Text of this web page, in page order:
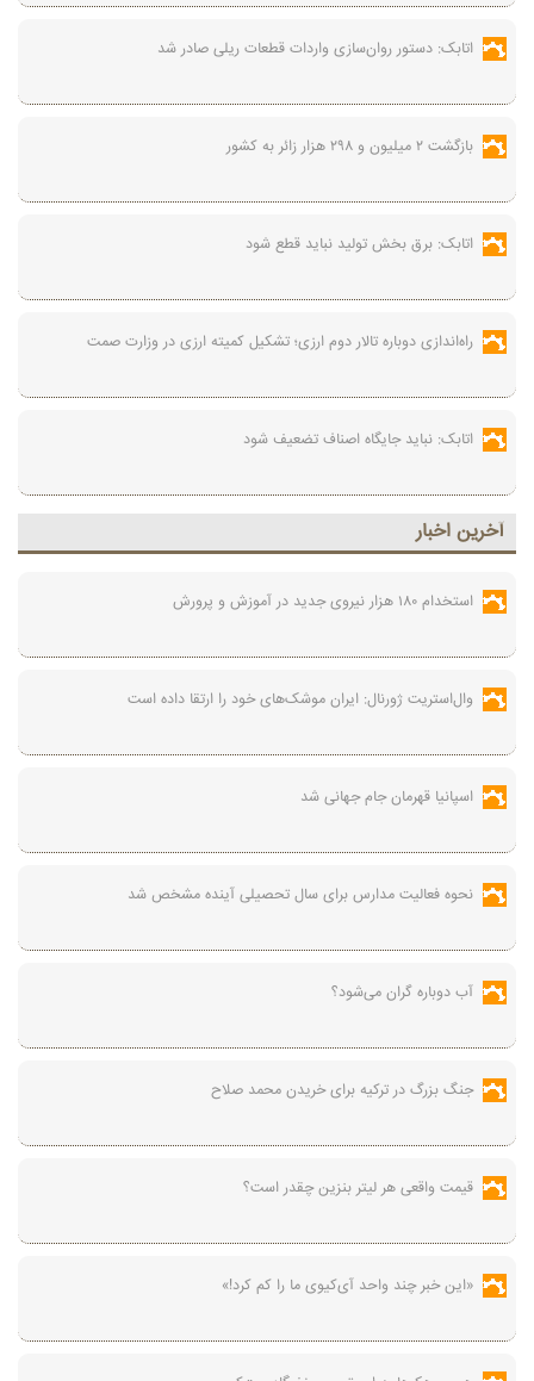
اتابک: دستور روان‌سازی واردات قطعات ریلی صادر شد
بازگشت ۲ میلیون و ۲۹۸ هزار زائر به کشور
اتابک: برق بخش تولید نباید قطع شود
راه‌اندازی دوباره تالار دوم ارزی؛ تشکیل کمیته ارزی در وزارت صمت
اتابک: نباید جایگاه اصناف تضعیف شود
آخرين اخبار
استخدام ۱۸۰ هزار نیروی جدید در آموزش‌ و پرورش
وال‌استریت ژورنال: ایران موشک‌های خود را ارتقا داده است
اسپانیا قهرمان جام جهانی شد
نحوه فعالیت مدارس برای سال تحصیلی آینده مشخص شد
آب دوباره گران می‌شود؟
جنگ بزرگ در ترکیه برای خریدن محمد صلاح
قیمت واقعی هر لیتر بنزین چقدر است؟
«این خبر چند واحد آی‌کیوی ما را کم کرد!»